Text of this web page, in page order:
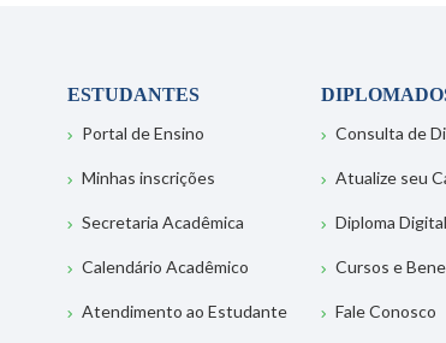
ESTUDANTES
Portal de Ensino
Minhas inscrições
Secretaria Acadêmica
Calendário Acadêmico
Atendimento ao Estudante
Consulta de
Atualize seu
Diploma Digital
Cursos e
Fale Conosco